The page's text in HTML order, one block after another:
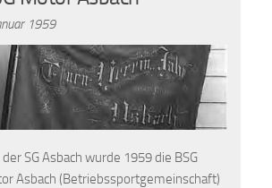
1959
SG Asbach wurde 1959 die BSG
Asbach (Betriebssportgemeinschaft)